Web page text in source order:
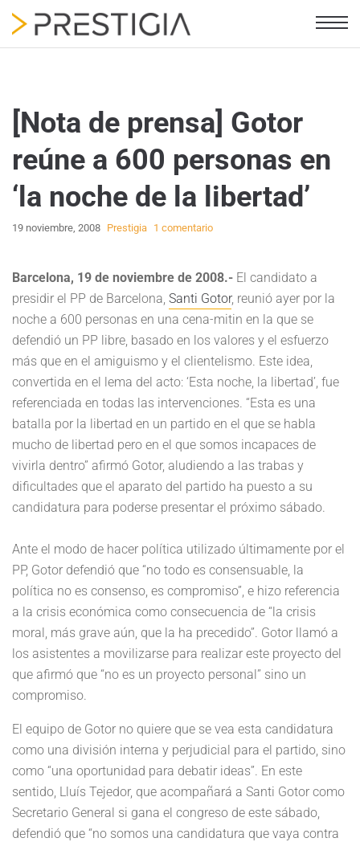
[Nota de prensa] Gotor
reúne a 600 personas en
‘la noche de la libertad’
19 noviembre, 2008 Prestigia 1 comentario
Barcelona, 19 de noviembre de 2008.- El candidato a
presidir el PP de Barcelona, Santi Gotor, reunió ayer por la
noche a 600 personas en una cena-mitin en la que se
defendió un PP libre, basado en los valores y el esfuerzo
más que en el amiguismo y el clientelismo. Este idea,
convertida en el lema del acto: ‘Esta noche, la libertad’, fue
referenciada en todas las intervenciones. “Esta es una
batalla por la libertad en un partido en el que se habla
mucho de libertad pero en el que somos incapaces de
vivirla dentro” afirmó Gotor, aludiendo a las trabas y
dificultades que el aparato del partido ha puesto a su
candidatura para poderse presentar el próximo sábado.
Ante el modo de hacer política utilizado últimamente por el
PP, Gotor defendió que “no todo es consensuable, la
política no es consenso, es compromiso”, e hizo referencia
a la crisis económica como consecuencia de “la crisis
moral, más grave aún, que la ha precedido”. Gotor llamó a
los asistentes a movilizarse para realizar este proyecto del
que afirmó que “no es un proyecto personal” sino un
compromiso.
El equipo de Gotor no quiere que se vea esta candidatura
como una división interna y perjudicial para el partido, sino
como “una oportunidad para debatir ideas”. En este
sentido, Lluís Tejedor, que acompañará a Santi Gotor como
Secretario General si gana el congreso de este sábado,
defendió que “no somos una candidatura que vaya contra